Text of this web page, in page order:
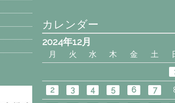
カレンダー
2024年12月
月 火 水 木 金 土
2
3 4 5 6 7